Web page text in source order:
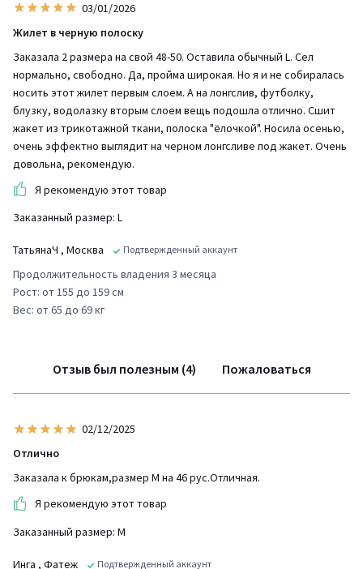
03/01/2026
Жилет в черную полоску
Заказала 2 размера на свой 48-50. Оставила обычный L. Сел
нормально, свободно. Да, пройма широкая. Но я и не собиралась
носить этот жилет первым слоем. А на лонгслив, футболку,
блузку, водолазку вторым слоем вещь подошла отлично. Сшит
жакет из трикотажной ткани, полоска "ёлочкой". Носила осенью,
очень эффектно выглядит на черном лонгсливе под жакет. Очень
довольна, рекомендую.
Я рекомендую этот товар
Заказанный размер: L
ТатьянаЧ , Москва Подтвержденный аккаунт
Продолжительность владения 3 месяца
Рост: от 155 до 159 см
Вес: от 65 до 69 кг
Отзыв был полезным (4) Пожаловаться
02/12/2025
Отлично
Заказала к брюкам,размер М на 46 рус.Отличная.
Я рекомендую этот товар
Заказанный размер: М
Инга , Фатеж Подтвержденный аккаунт